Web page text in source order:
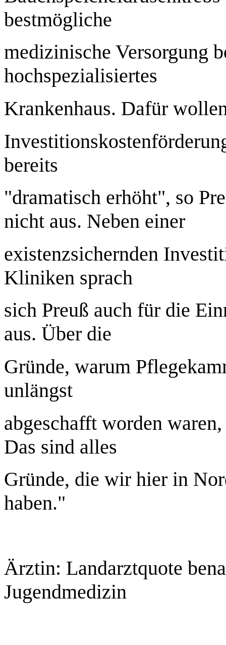
bestmögliche
medizinische Versorgung
hochspezialisiertes
Krankenhaus. Dafür
bereits
"dramatisch erhöht", so
nicht aus. Neben einer
existenzsichernden
Kliniken sprach
sich Preuß auch für die
aus. Über die
Gründe, warum
unlängst
abgeschafft worden
Das sind alles
Gründe, die wir hier in
haben."
Ärztin: Landarztquote
Jugendmedizin